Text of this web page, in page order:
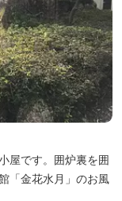
屋です。囲炉裏を囲
「金花水月」のお風